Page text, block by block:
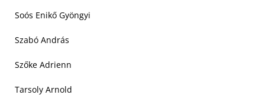
Soós Enikő Gyöngyi
Szabó András
Szőke Adrienn
Tarsoly Arnold